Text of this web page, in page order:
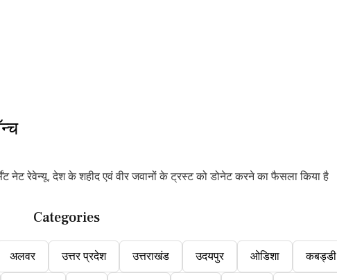
नेट रेवेन्‍यू, देश के शहीद एवं वीर जवानों के ट्रस्ट को डोनेट करने का फैसला किया है
Categories
अलवर उत्तर प्रदेश उत्तराखंड उदयपुर ओडिशा कबड्डी